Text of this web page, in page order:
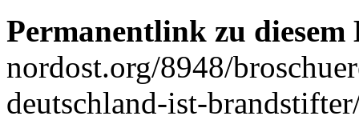
Permanentlink zu
nordost.org/8948/
deutschland-ist-